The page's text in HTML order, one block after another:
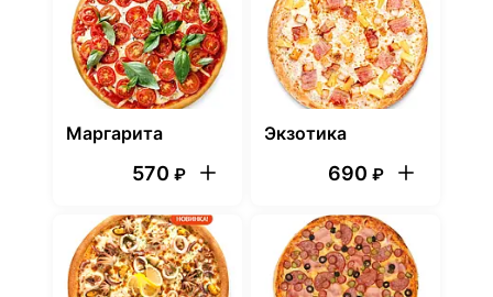
Маргарита
570 ₽
Экзотика
690 ₽